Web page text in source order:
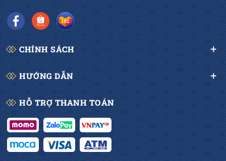
Địa chỉ: 27/2B4 Đường số 36, Hiệp Bình Chánh, Thủ
Đức, HCM
CHÍNH SÁCH
HƯỚNG DẪN
HỖ TRỢ THANH TOÁN